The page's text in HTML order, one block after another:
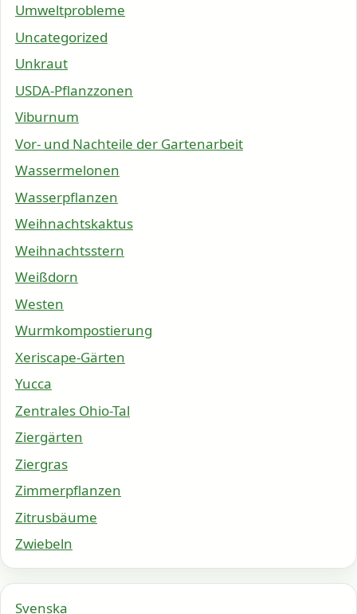
Umweltprobleme
Uncategorized
Unkraut
USDA-Pflanzzonen
Viburnum
Vor- und Nachteile der Gartenarbeit
Wassermelonen
Wasserpflanzen
Weihnachtskaktus
Weihnachtsstern
Weißdorn
Westen
Wurmkompostierung
Xeriscape-Gärten
Yucca
Zentrales Ohio-Tal
Ziergärten
Ziergras
Zimmerpflanzen
Zitrusbäume
Zwiebeln
Svenska